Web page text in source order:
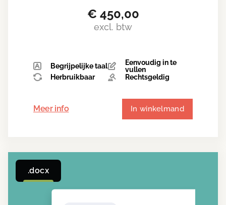
€ 450,00
excl. btw
Begrijpelijke taal
Eenvoudig in te
vullen
Herbruikbaar
Rechtsgeldig
Meer info In winkelmand
.docx